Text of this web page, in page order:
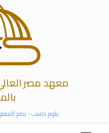
معهد مصر
علوم حاسب - نظم